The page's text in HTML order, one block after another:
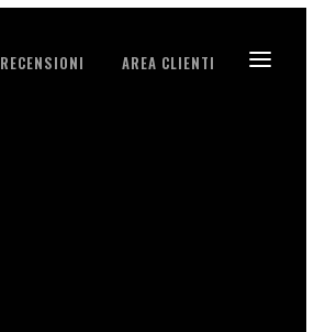
RECENSIONI AREA CLIENTI